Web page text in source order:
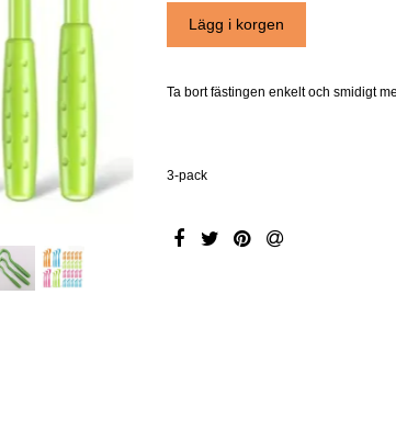
Ta bort fästingen enkelt och smidigt
3-pack